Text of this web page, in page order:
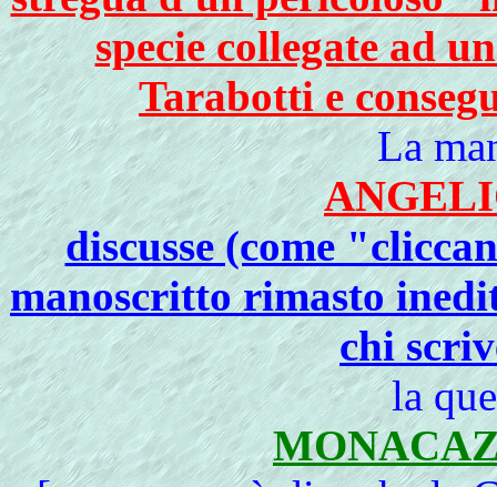
specie collegate ad
Tarabotti e
La
discusse (come
manoscritto rimasto
chi
la